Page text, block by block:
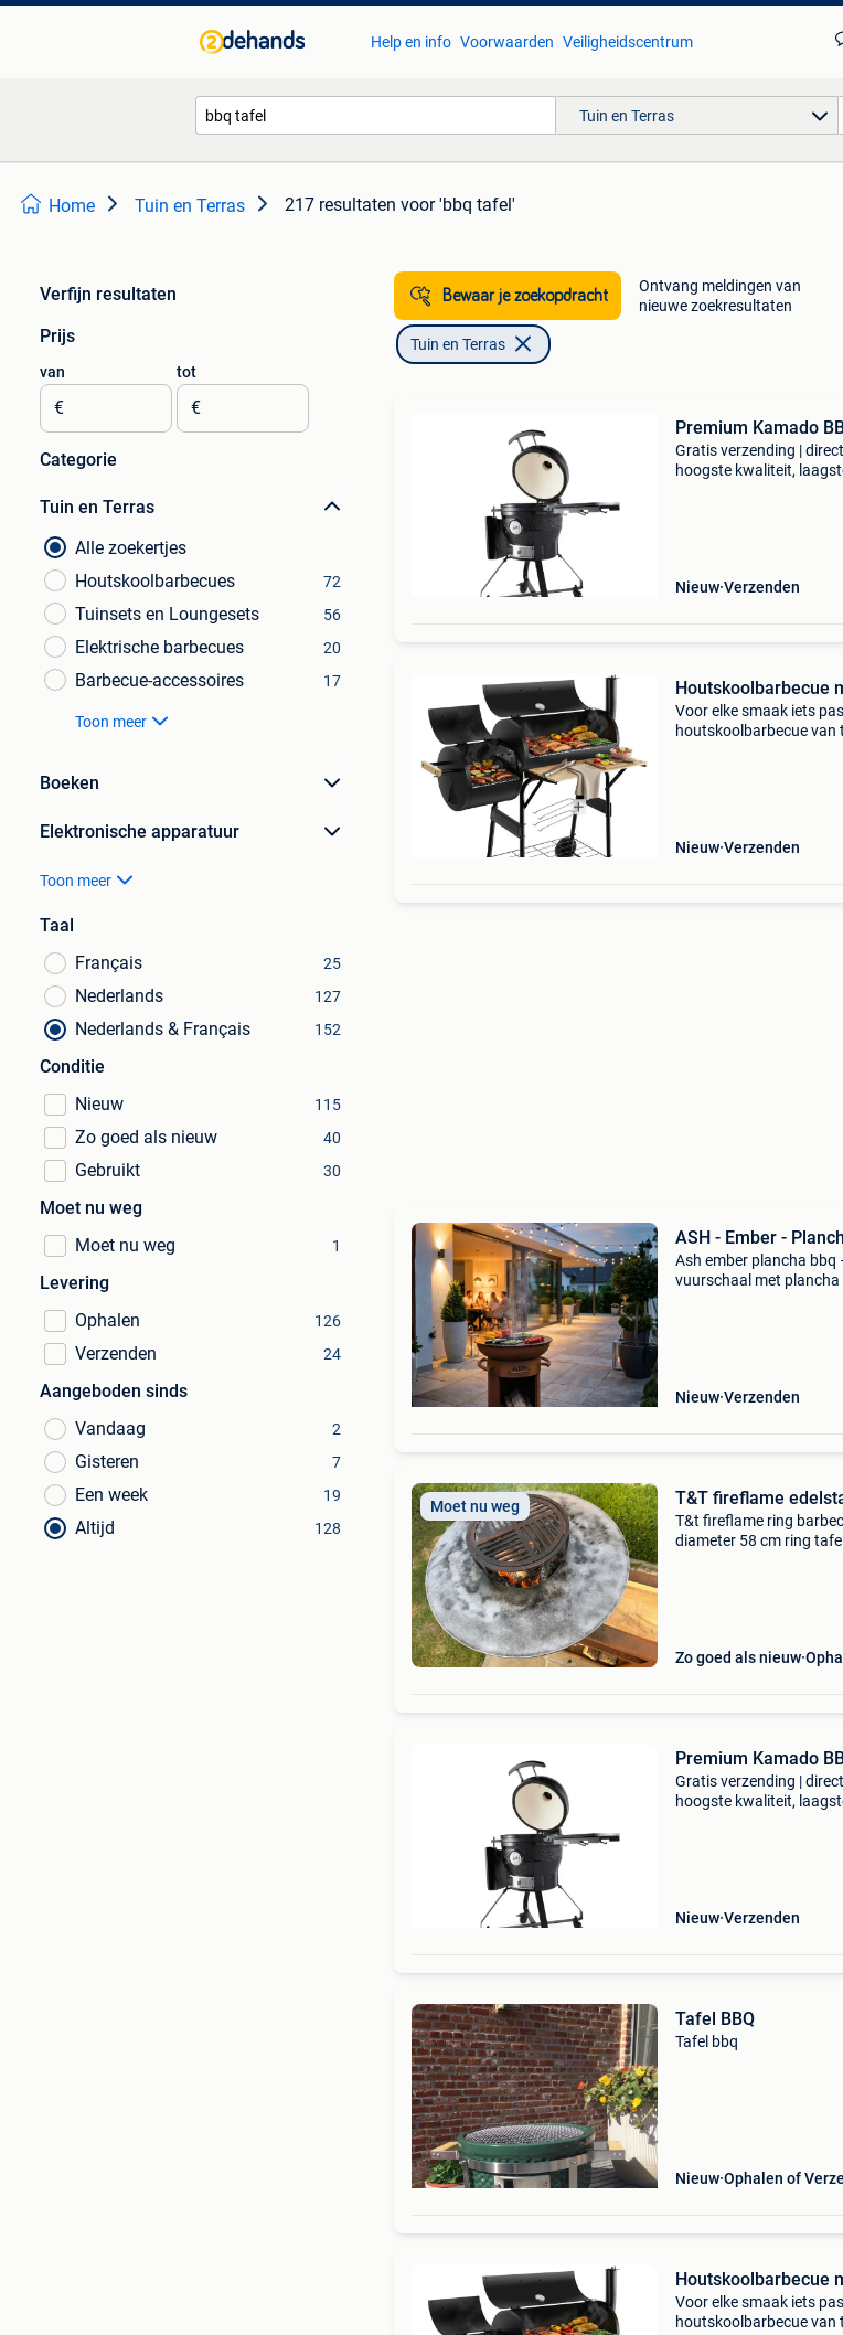
Help en info Voorwaarden Veiligheidscentrum
Tuin en Terras
Home Tuin en Terras 217 resultaten voor 'bbq tafel'
Verfijn resultaten
Prijs
van
€
tot
€
Categorie
Tuin en Terras
Alle zoekertjes
Houtskoolbarbecues
72
Tuinsets en Loungesets 56
Elektrische barbecues 20
Barbecue-accessoires 17
Toon meer
Boeken
Elektronische apparatuur
Toon meer
Taal
Français
25
Nederlands 127
Nederlands & Français 152
Conditie
Nieuw
115
Zo goed als nieuw 40
Gebruikt 30
Moet nu weg
Moet nu weg
1
Levering
Ophalen
126
Verzenden 24
Aangeboden sinds
Vandaag
2
Gisteren 7
Een week 19
Altijd 128
Bewaar je zoekopdracht
Ontvang meldingen van
nieuwe zoekresultaten
Tuin en Terras
Premium Kamado
Gratis verzending |
hoogste kwaliteit,
Nieuw Verzenden
Houtskoolbarbecue
Voor elke smaak iets
houtskoolbarbecue
Nieuw Verzenden
ASH - Ember -
Ash ember plancha
vuurschaal met plancha
Nieuw Verzenden
Moet nu weg T&T fireflame
T&t fireflame ring
diameter 58 cm ring
Zo goed als nieuw
Premium Kamado
Gratis verzending |
hoogste kwaliteit,
Nieuw Verzenden
Tafel BBQ
Tafel bbq
Nieuw Ophalen of
Houtskoolbarbecue
Voor elke smaak iets
houtskoolbarbecue